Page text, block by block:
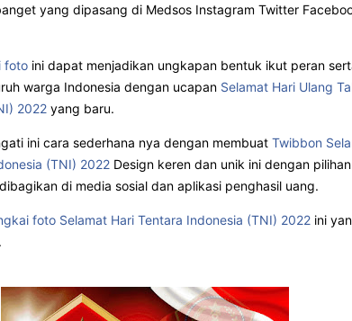
yang dipasang di Medsos Instagram Twitter
foto ini dapat menjadikan ungkapan bentuk ikut peran
warga Indonesia dengan ucapan Selamat Hari Ulang
2022 yang baru.
ini cara sederhana nya dengan membuat Twibbon
(TNI) 2022 Design keren dan unik ini dengan
di media sosial dan aplikasi penghasil uang.
foto Selamat Hari Tentara Indonesia (TNI) 2022 ini